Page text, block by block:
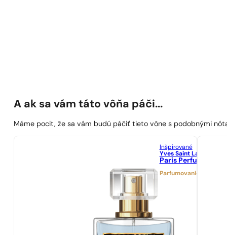
A ak sa vám táto vôňa páči...
Máme pocit, že sa vám budú páčiť tieto vône s podobnými
Inšpirované
Yves Saint Laurent
Paris Perfumes N°
Parfumovanie 21%